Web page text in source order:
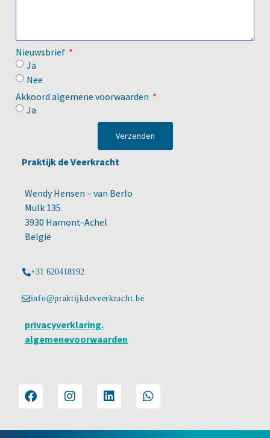
Nieuwsbrief
Ja
Nee
Akkoord algemene voorwaarden
Ja
Verzenden
Praktijk de Veerkracht
Wendy Hensen – van Berlo
Mulk 135
3930 Hamont-Achel
België
+31 620418192
info@praktijkdeveerkracht.be
privacyverklaring.
algemenevoorwaarden